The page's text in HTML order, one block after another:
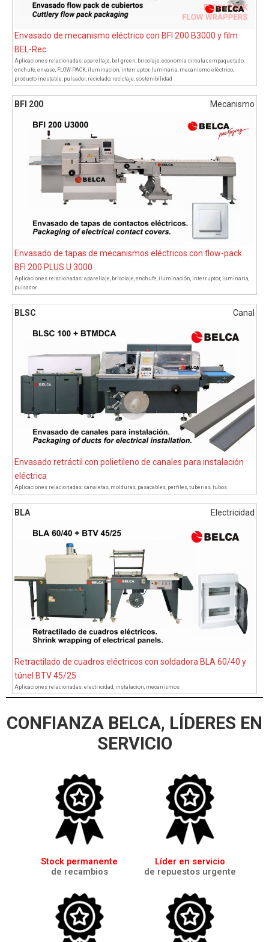
Envasado de mecanismo eléctrico con BFI 200 B3000 y film
BEL-Rec
Aplicaciones relacionadas: aparellaje bel-green bricolaje economia circular, empaquetado
enchufe envase FLOW-PACK iluminacion interruptor, luminaria mecanismo eléctrico
producto inestable pulsador, reciclado reciclaje sostenibilidad
BFI 200 Mecanismo
Envasado de tapas de mecanismos eléctricos con flow-pack
BFI 200 PLUS U 3000
Aplicaciones relacionadas: aparellaje bricolaje enchufe iluminación interruptor, luminaria
pulsador
BLSC Canal
Envasado retráctil con polietileno de canales para instalación
eléctrica
Aplicaciones relacionadas: canaletas molduras pasacables perfiles tuberias tubos
BLA Electricidad
Retractilado de cuadros eléctricos con soldadora BLA 60/40 y
túnel BTV 45/25
Aplicaciones relacionadas: electricidad instalacion mecanismos
CONFIANZA BELCA, LÍDERES EN
SERVICIO
Stock permanente
de recambios
Líder en servicio
de repuestos urgente